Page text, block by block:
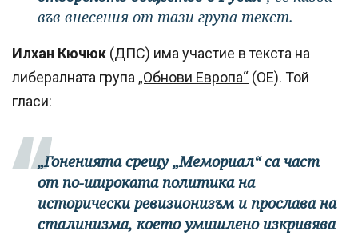
във внесения от тази група текст.
Илхан Кючюк (ДПС) има участие в текста на
либералната група „Обнови Европа“ (ОЕ). Той
гласи:
„Гоненията срещу „Мемориал“ са част
от по-широката политика на
исторически ревизионизъм и прослава на
сталинизма, което умишлено изкривява